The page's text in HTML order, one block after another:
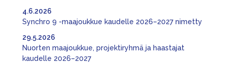
Synchro 9 -maajoukkue kaudelle 2026–2027 nimetty
4.6.2026
Nuorten maajoukkue, projektiryhmä ja haastajat
kaudelle 2026–2027
29.5.2026